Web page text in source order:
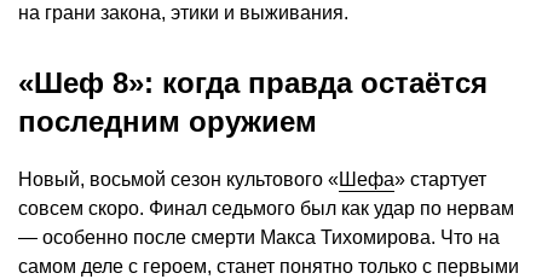
на грани закона, этики и выживания.
«Шеф 8»: когда правда остаётся
последним оружием
Новый, восьмой сезон культового «Шефа» стартует
совсем скоро. Финал седьмого был как удар по нервам
— особенно после смерти Макса Тихомирова. Что на
самом деле с героем, станет понятно только с первыми